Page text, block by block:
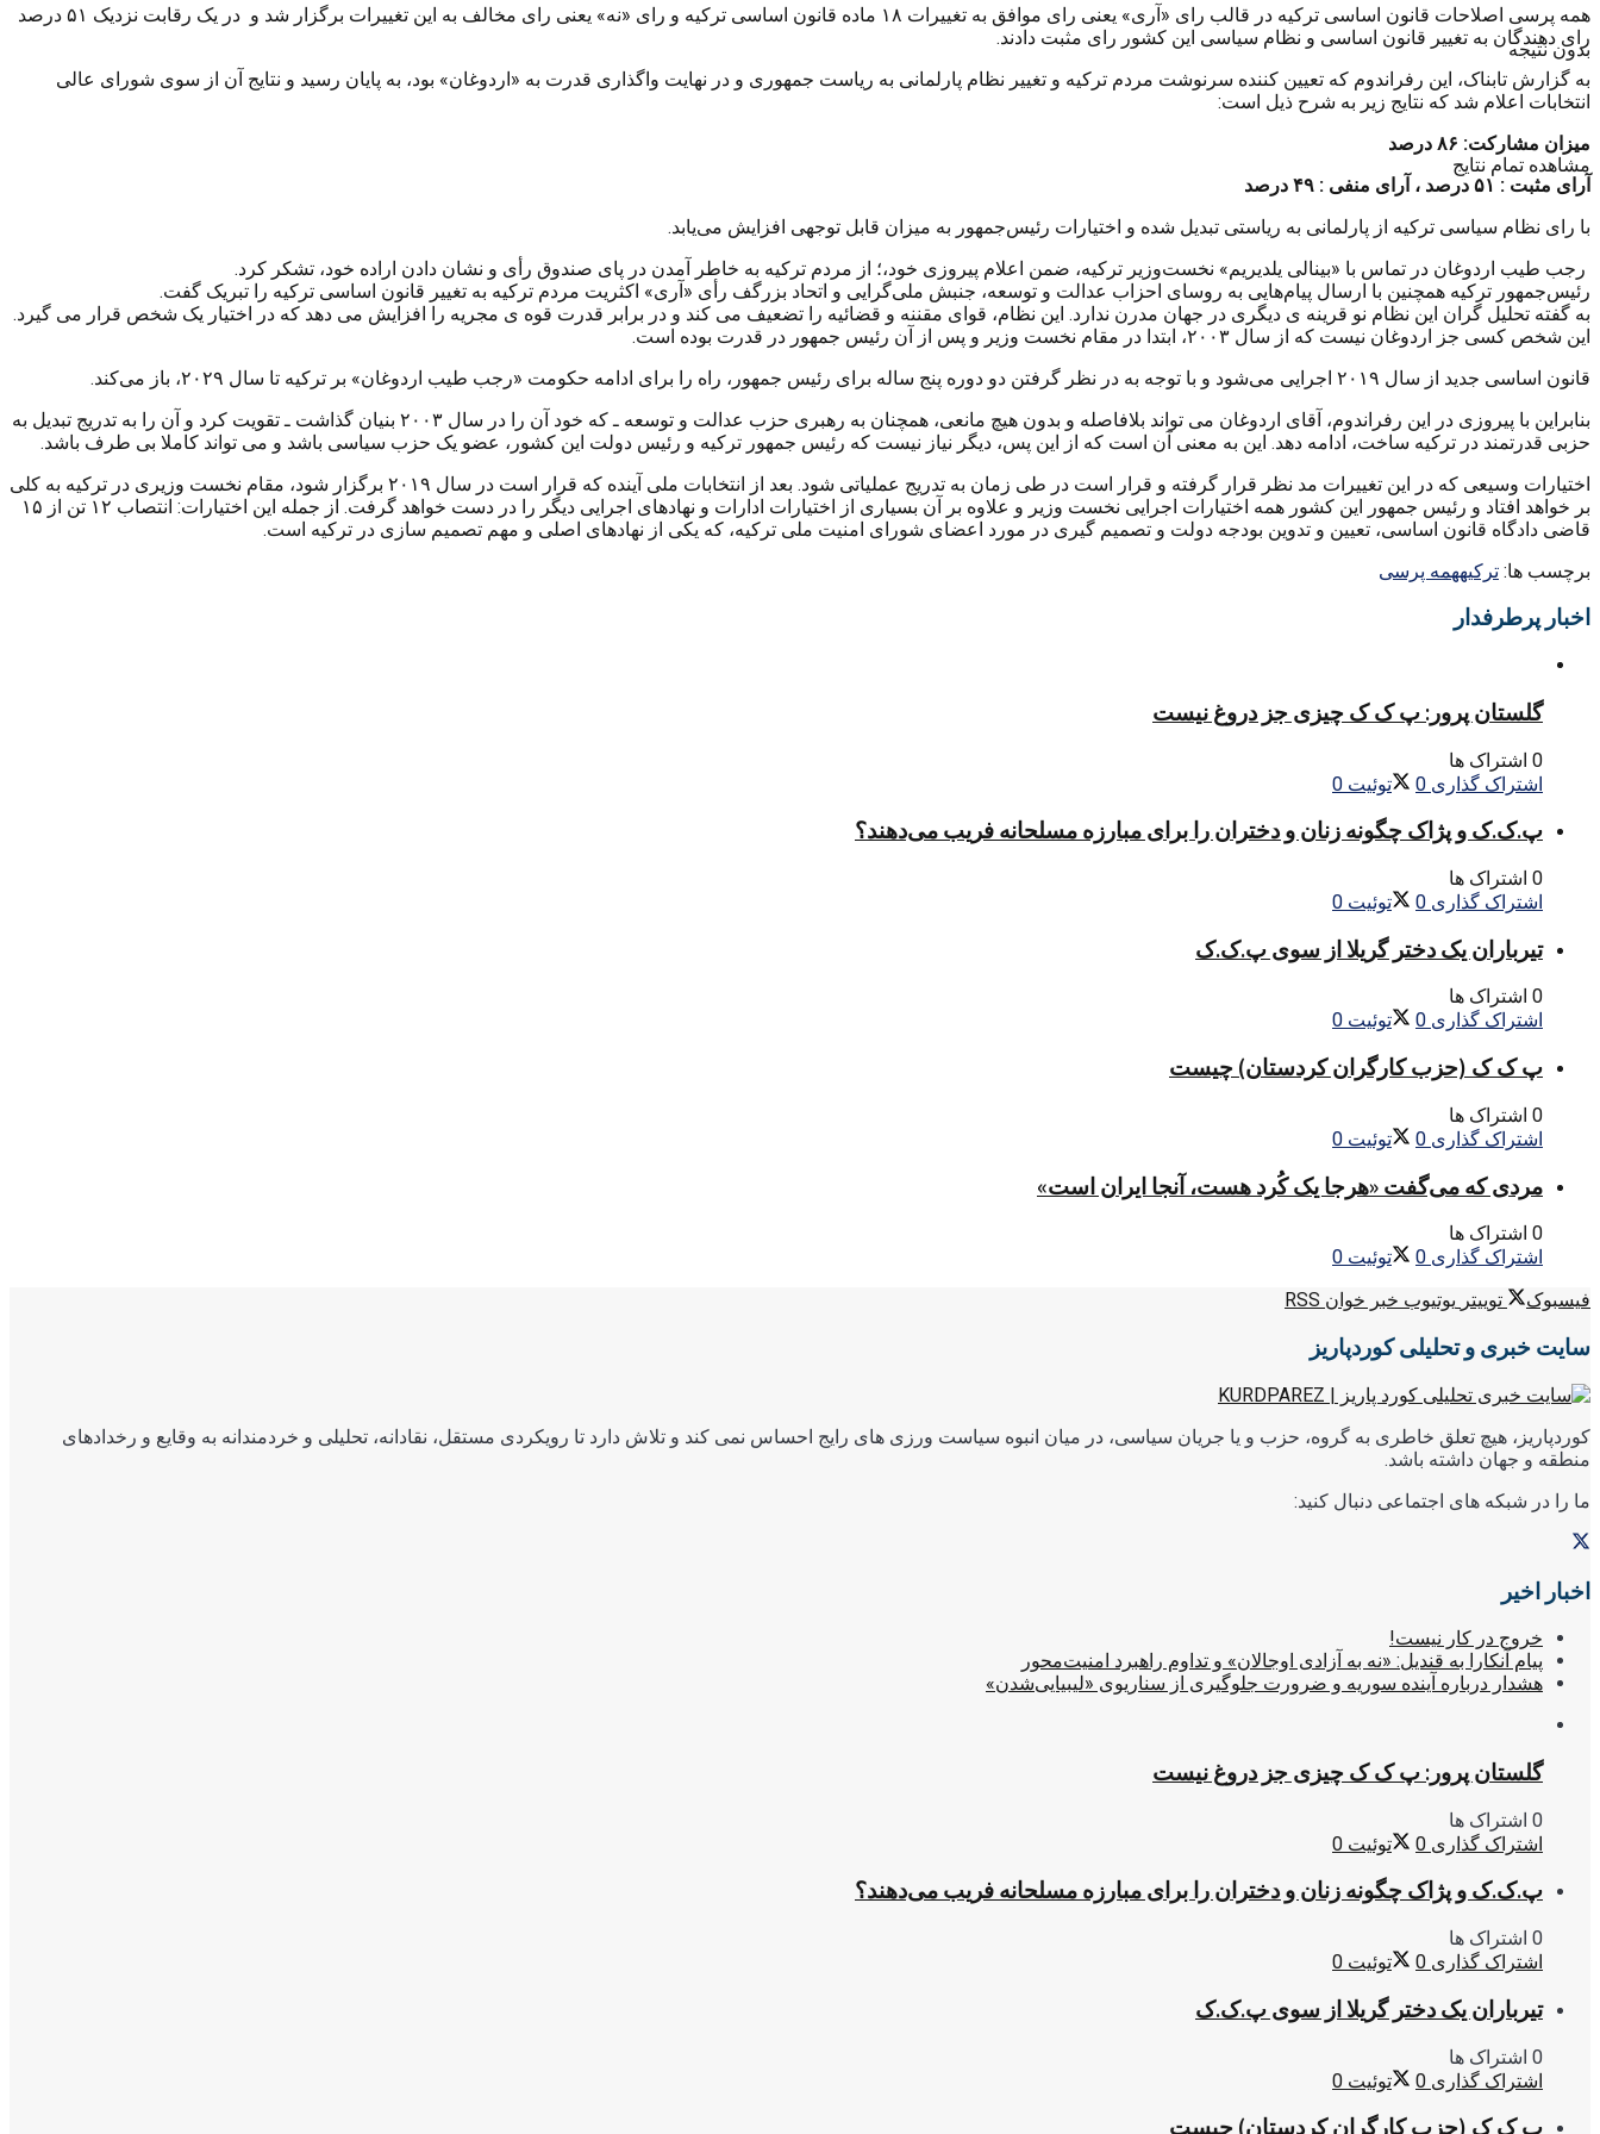
بدون نتیجه
مشاهده تمام نتایج
همه پرسی اصلاحات قانون اساسی ترکیه در قالب رای «آری» یعنی رای موافق به تغییرات ۱۸ ماده قانون اساسی ترکیه و رای «نه» یعنی رای مخالف به این تغییرات برگزار شد و در یک رقابت نزدیک ۵۱ درصد
رای دهندگان به تغییر قانون اساسی و نظام سیاسی این کشور رای مثبت دادند.
به گزارش تابناک، این رفراندوم که تعیین کننده سرنوشت مردم ترکیه و تغییر نظام پارلمانی به ریاست جمهوری و در نهایت واگذاری قدرت به «اردوغان» بود، به پایان رسید و نتایج آن از سوی شورای عالی
انتخابات اعلام شد که نتایج زیر به شرح ذیل است:
میزان مشارکت: ۸۶ درصد
آرای مثبت : ۵۱ درصد ،
آرای منفی : ۴۹ درصد
با رای نظام سیاسی ترکیه از پارلمانی به ریاستی تبدیل شده و اختیارات رئیس‌جمهور به میزان قابل توجهی افزایش می‌یابد.
رجب طیب اردوغان در تماس با «بینالی یلدیریم» نخست‌وزیر ترکیه، ضمن اعلام پیروزی خود،؛ از مردم ترکیه به خاطر آمدن در پای صندوق رأی و نشان دادن اراده خود، تشکر کرد.
رئیس‌جمهور ترکیه همچنین با ارسال پیام‌هایی به روسای احزاب عدالت و توسعه، جنبش ملی‌گرایی و اتحاد بزرگف رأی «آری» اکثریت مردم ترکیه به تغییر قانون اساسی ترکیه را تبریک گفت.
به گفته تحلیل گران این نظام نو قرینه ی دیگری در جهان مدرن ندارد. این نظام، قوای مقننه و قضائیه را تضعیف می کند و در برابر قدرت قوه ی مجریه را افزایش می دهد که در اختیار یک شخص قرار می گیرد.
این شخص کسی جز اردوغان نیست که از سال ۲۰۰۳، ابتدا در مقام نخست وزیر و پس از آن رئیس جمهور در قدرت بوده است.
قانون اساسی جدید از سال ۲۰۱۹ اجرایی می‌شود و با توجه به در نظر گرفتن دو دوره پنج ساله برای رئیس جمهور، راه را برای ادامه حکومت «رجب طیب اردوغان» بر ترکیه تا سال ۲۰۲۹، باز می‌کند.
بنابراین با پیروزی در این رفراندوم، آقای اردوغان می تواند بلافاصله و بدون هیچ مانعی، همچنان به رهبری حزب عدالت و توسعه ـ که خود آن را در سال ۲۰۰۳ بنیان گذاشت ـ تقویت کرد و آن را به تدریج تبدیل به
حزبی قدرتمند در ترکیه ساخت، ادامه دهد. این به معنی آن است که از این پس، دیگر نیاز نیست که رئیس جمهور ترکیه و رئیس دولت این کشور، عضو یک حزب سیاسی باشد و می تواند کاملا بی طرف باشد.
اختیارات وسیعی که در این تغییرات مد نظر قرار گرفته و قرار است در طی زمان به تدریج عملیاتی شود. بعد از انتخابات ملی آینده که قرار است در سال ۲۰۱۹ برگزار شود، مقام نخست وزیری در ترکیه به کلی
بر خواهد افتاد و رئیس جمهور این کشور همه اختیارات اجرایی نخست وزیر و علاوه بر آن بسیاری از اختیارات ادارات و نهادهای اجرایی دیگر را در دست خواهد گرفت. از جمله این اختیارات: انتصاب ۱۲ تن از ۱۵
قاضی دادگاه قانون اساسی، تعیین و تدوین بودجه دولت و تصمیم گیری در مورد اعضای شورای امنیت ملی ترکیه، که یکی از نهادهای اصلی و مهم تصمیم سازی در ترکیه است.
برچسب ها: ترکیههمه پرسی
اخبار پرطرفدار
گلستان پرور: پ ک ک چیزی جز دروغ نیست
0 اشتراک ها
اشتراک گذاری 0 توئیت 0
پ.ک.ک و پژاک چگونه زنان و دختران را برای مبارزه مسلحانه فریب می‌دهند؟
0 اشتراک ها
اشتراک گذاری 0 توئیت 0
تیرباران یک دختر گریلا از سوی پ.ک.ک
0 اشتراک ها
اشتراک گذاری 0 توئیت 0
پ ک ک (حزب کارگران کردستان) چیست
0 اشتراک ها
اشتراک گذاری 0 توئیت 0
مردی که می‌گفت «هرجا یک کُرد هست، آنجا ایران است»
0 اشتراک ها
اشتراک گذاری 0 توئیت 0
فیسبوک
توییتر یوتیوب خبر خوان RSS
سایت خبری و تحلیلی کوردپاریز
کوردپاریز، هیچ تعلق خاطری به گروه، حزب و یا جریان سیاسی، در میان انبوه سیاست ورزی های رایج احساس نمی کند و تلاش دارد تا رویکردی مستقل، نقادانه، تحلیلی و خردمندانه به وقایع و رخدادهای
منطقه و جهان داشته باشد.
ما را در شبکه های اجتماعی دنبال کنید:
اخبار اخیر
خروج در کار نیست!
پیام آنکارا به قندیل: «نه به آزادی اوجالان» و تداوم راهبرد امنیت‌محور
هشدار درباره آینده سوریه و ضرورت جلوگیری از سناریوی «لیبیایی‌شدن»
گلستان پرور: پ ک ک چیزی جز دروغ نیست
0 اشتراک ها
اشتراک گذاری 0 توئیت 0
پ.ک.ک و پژاک چگونه زنان و دختران را برای مبارزه مسلحانه فریب می‌دهند؟
0 اشتراک ها
اشتراک گذاری 0 توئیت 0
تیرباران یک دختر گریلا از سوی پ.ک.ک
0 اشتراک ها
اشتراک گذاری 0 توئیت 0
پ ک ک (حزب کارگران کردستان) چیست